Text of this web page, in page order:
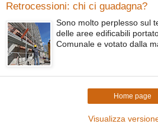
Retrocessioni: chi ci guadagna?
Sono molto perplesso sul
delle aree edificabili
Comunale e votato dalla
Home page
Visualizza